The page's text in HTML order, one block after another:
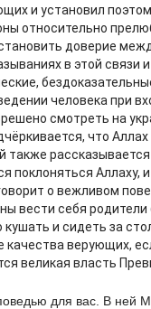
и установил
относительно
доверие
в этой связи
человека при
смотреть на
что Аллах
также
поклоняться Аллаху,
о вежливом
вести себя родители
и сидеть за
верующих,
великая власть
для вас. В ней